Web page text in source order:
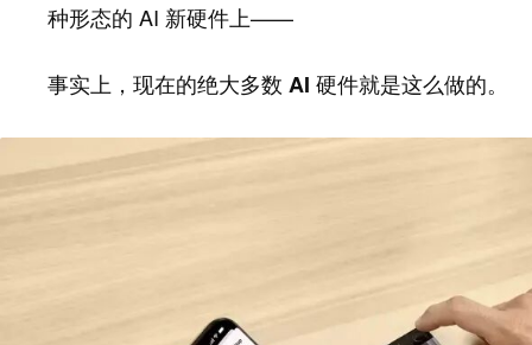
种形态的 AI 新硬件上——
事实上，现在的绝大多数 AI 硬件就是这么做的。